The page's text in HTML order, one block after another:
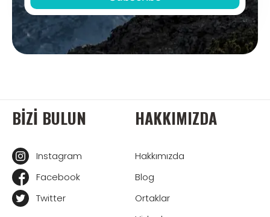
BIZI BULUN
Instagram
Facebook
Twitter
HAKKIMIZDA
Hakkımızda
Blog
Ortaklar